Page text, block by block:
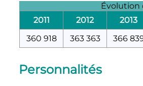
Évolution
2011
2012 2013
360 918
363 363 366
Personnalités